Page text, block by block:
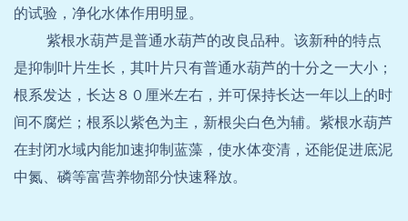
的试验，净化水体作用明显。
紫根水葫芦是普通水葫芦的改良品种。该新种的特点
是抑制叶片生长，其叶片只有普通水葫芦的十分之一大小；
根系发达，长达８０厘米左右，并可保持长达一年以上的时
间不腐烂；根系以紫色为主，新根尖白色为辅。紫根水葫芦
在封闭水域内能加速抑制蓝藻，使水体变清，还能促进底泥
中氮、磷等富营养物部分快速释放。